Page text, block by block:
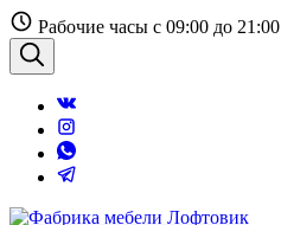
Перейти
к
содержанию
Рабочие часы с 09:00 до 21:00
Поиск